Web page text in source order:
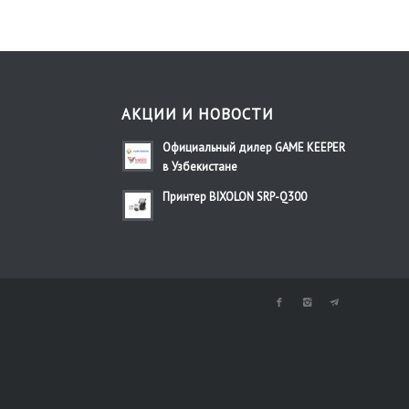
АКЦИИ И НОВОСТИ
Официальный дилер GAME KEEPER
в Узбекистане
Принтер BIXOLON SRP-Q300